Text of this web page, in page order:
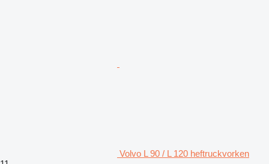
Volvo L 90 / L 120 heftruckvorken